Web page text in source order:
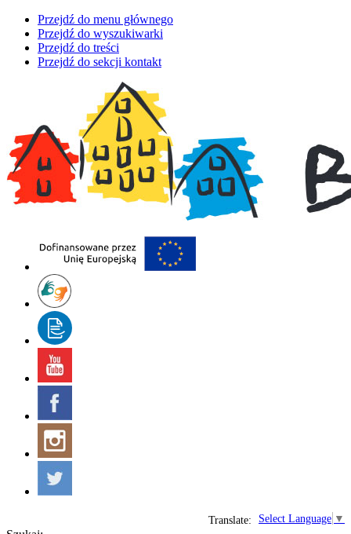
Przejdź do menu głównego
Przejdź do wyszukiwarki
Przejdź do treści
Przejdź do sekcji kontakt
Select Language ▼
Translate: